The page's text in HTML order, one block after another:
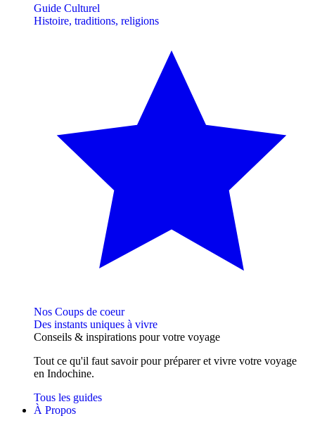
Guide Culturel
Histoire, traditions, religions
Nos Coups de coeur
Des instants uniques à vivre
Conseils & inspirations pour votre voyage
Tout ce qu'il faut savoir pour préparer et vivre votre voyage
en Indochine.
Tous les guides
À Propos